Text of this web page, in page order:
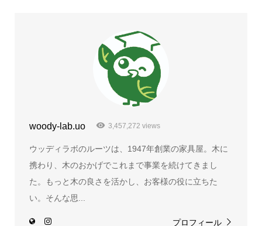
woody-lab.uo 3,457,272 views
ウッディラボのルーツは、1947年創業の家具屋。木に
携わり、木のおかげでこれまで事業を続けてきまし
た。もっと木の良さを活かし、お客様の役に立ちた
い。そんな思...
プロフィール